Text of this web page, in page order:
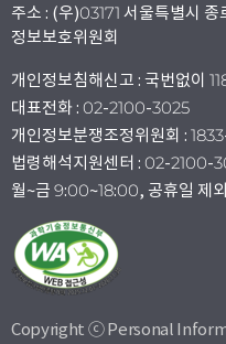
주소 : (우)03171 서울특별시
정보보호위원회
개인정보침해신고 : 국번없이
대표전화 : 02-2100-3025
개인정보분쟁조정위원회 :
법령해석지원센터 : 02-2100-
월~금 9:00~18:00, 공휴일 제외
Copyright ⓒ Personal